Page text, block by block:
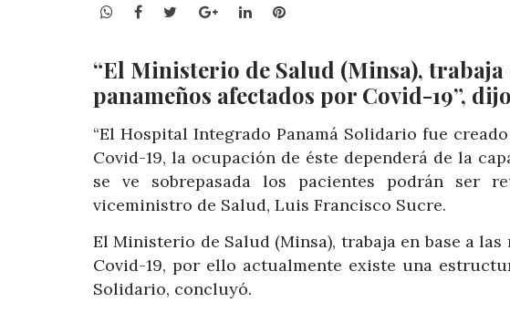
WhatsApp
Facebook
TwitterGoogle+LinkedInPinterest
“El Ministerio de Salud (Minsa), trabaja
panameños afectados por Covid-19”,
“El Hospital Integrado Panamá Solidario fue
Covid-19, la ocupación de éste dependerá de la
se ve sobrepasada los pacientes podrán ser
viceministro de Salud, Luis Francisco Sucre.
El Ministerio de Salud (Minsa), trabaja en base a
Covid-19, por ello actualmente existe una
Solidario, concluyó.